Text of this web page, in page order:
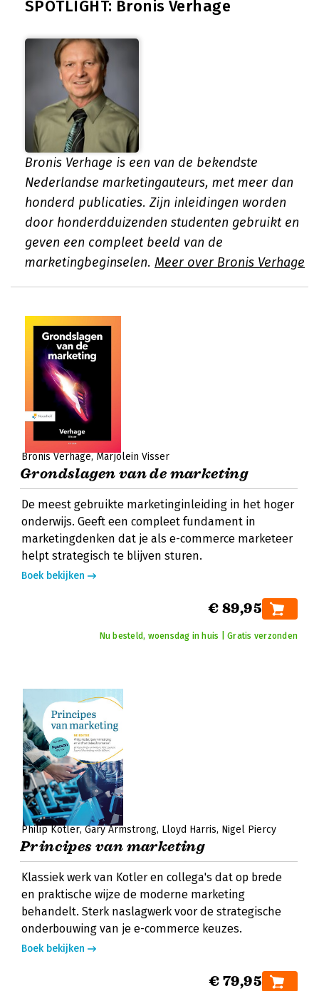
SPOTLIGHT: Bronis Verhage
Bronis Verhage is een van de bekendste
Nederlandse marketingauteurs, met meer dan
honderd publicaties. Zijn inleidingen worden
door honderdduizenden studenten gebruikt en
geven een compleet beeld van de
marketingbeginselen. Meer over Bronis Verhage
Bronis Verhage Marjolein Visser
Grondslagen van de marketing
De meest gebruikte marketinginleiding in het hoger
onderwijs. Geeft een compleet fundament in
marketingdenken dat je als e-commerce marketeer
helpt strategisch te blijven sturen.
Boek bekijken
€ 89,95
Nu besteld, woensdag in huis | Gratis verzonden
Philip Kotler Gary Armstrong Lloyd Harris Nigel Piercy
Principes van marketing
Klassiek werk van Kotler en collega's dat op brede
en praktische wijze de moderne marketing
behandelt. Sterk naslagwerk voor de strategische
onderbouwing van je e-commerce keuzes.
Boek bekijken
€ 79,95